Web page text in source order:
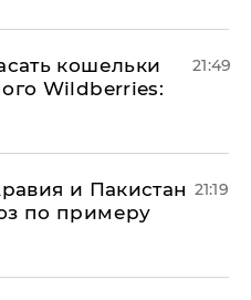
кошельки
Wildberries:
21:49
и Пакистан
по примеру
21:19